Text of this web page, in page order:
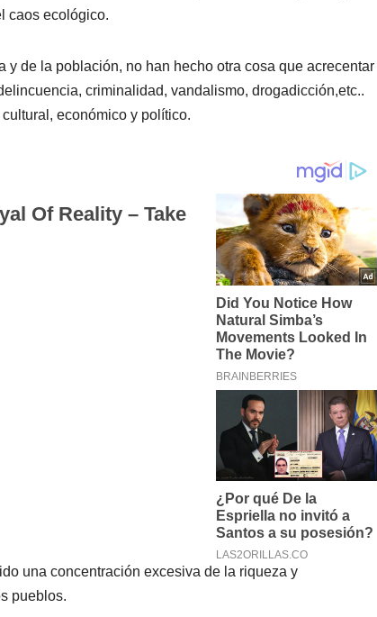
caos ecológico.
y de la población, no han hecho otra cosa que acrecentar
criminalidad, vandalismo, drogadicción,etc..
económico y político.
una concentración excesiva de la riqueza y
pueblos.